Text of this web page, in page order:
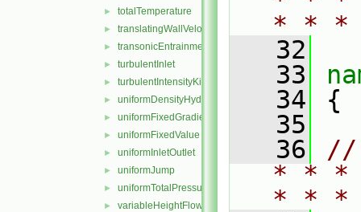
► totalTemperature
► translatingWallVelocity
► transonicEntrainmentPressure
► turbulentInlet
► turbulentIntensityKineticEnergyInlet
► uniformDensityHydrostaticPressure
► uniformFixedGradient
► uniformFixedValue
► uniformInletOutlet
► uniformJump
► uniformTotalPressure
► variableHeightFlowRate
* *
   32
   33
   34
{
   35
   36
//
* * *
* *